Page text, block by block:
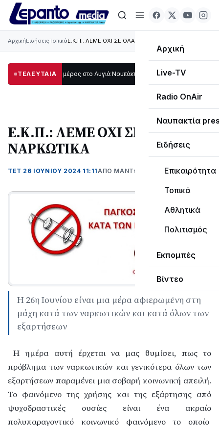
Αρχική
Live-TV
Radio OnAir
Ναυπακτία
Ειδήσεις
Επικαιρότητα
Τοπικά
Αθλητικά
Πολιτισμός
Εκπομπές
Βίντεο
ΑρχικήΕιδήσειςΤοπικάE.K.Π.: ΛΕΜΕ ΟΧΙ ΣΕ ΟΛΑ ΤΑ ΝΑΡΚΩΤΙΚΑ
ΤΕΛΕΥΤΑΙΑ
μεγάλο μέρος στο Λυγιά Ναυπάκτου12:08 Σε τροχιά υλοποίησης η
E.K.Π.: ΛΕΜΕ ΟΧΙ ΣΕ ΟΛΑ ΤΑ
ΝΑΡΚΩΤΙΚΑ
ΤΕΤ 26 ΙΟΥΝΊΟΥ 2024 11:11ΑΠΌ ΜΑΝΤΩ ΚΑΠΕΝΤΖΩΝΗ
Η 26η Ιουνίου είναι μια μέρα αφιερωμένη στη
μάχη κατά των ναρκωτικών και κατά όλων των
εξαρτήσεων
Η ημέρα αυτή έρχεται να μας θυμίσει, πως το
πρόβλημα των ναρκωτικών και γενικότερα όλων των
εξαρτήσεων παραμένει μια σοβαρή κοινωνική απειλή.
Το φαινόμενο της χρήσης και της εξάρτησης από
ψυχοδραστικές ουσίες είναι ένα ακραίο
πολυπαραγοντικό κοινωνικό φαινόμενο το οποίο